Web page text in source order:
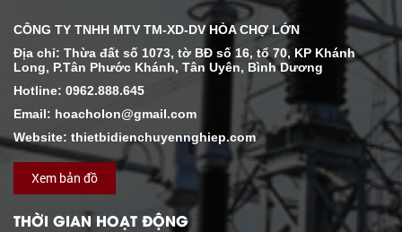
CÔNG TY TNHH MTV TM-XD-DV HÒA CHỢ LỚN
Địa chỉ: Thừa đất số 1073, tờ BĐ số 16, tổ 70, KP Khánh
Long, P.Tân Phước Khánh, Tân Uyên, Bình Dương
Hotline: 0962.888.645
Email: hoacholon@gmail.com
Website: thietbidienchuyennghiep.com
Xem bản đồ
THỜI GIAN HOẠT ĐỘNG